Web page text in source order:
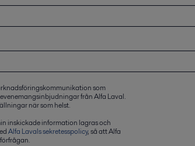
som
från Alfa Laval.
när som helst.
inskickade information lagras och
Alfa Lavals sekretesspolicy, så att Alfa